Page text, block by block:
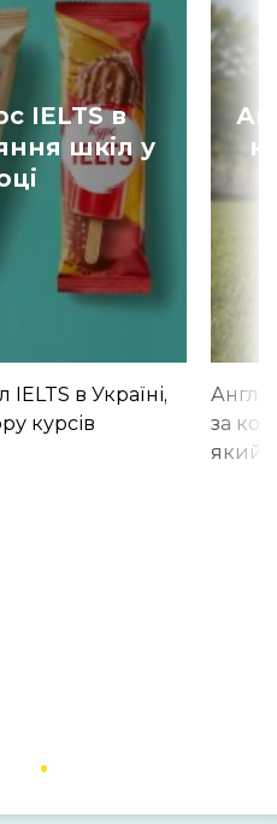
IELTS в
шкіл у
в Україні,
курсів
за
який